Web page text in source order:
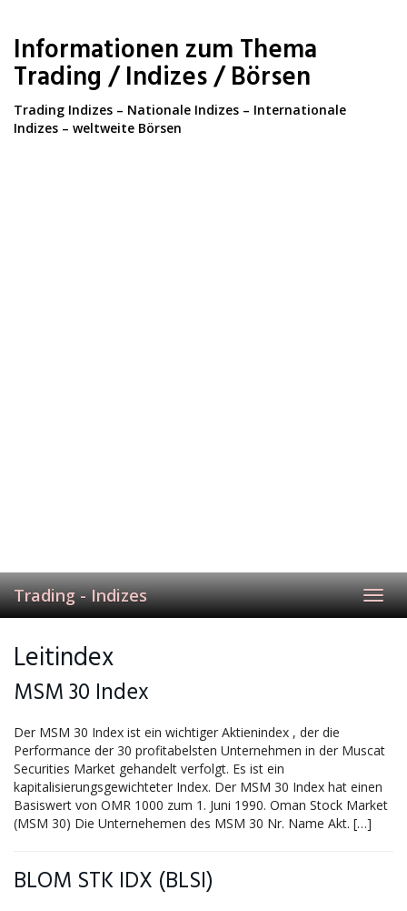
main
content
Informationen zum Thema
Trading / Indizes / Börsen
Trading Indizes – Nationale Indizes – Internationale
Indizes – weltweite Börsen
Trading - Indizes
Leitindex
MSM 30 Index
Der MSM 30 Index ist ein wichtiger Aktienindex , der die
Performance der 30 profitabelsten Unternehmen in der Muscat
Securities Market gehandelt verfolgt. Es ist ein
kapitalisierungsgewichteter Index. Der MSM 30 Index hat einen
Basiswert von OMR 1000 zum 1. Juni 1990. Oman Stock Market
(MSM 30) Die Unternehemen des MSM 30 Nr. Name Akt. […]
BLOM STK IDX (BLSI)